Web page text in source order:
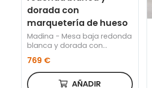
dorada con
marquetería de hueso
Madina - Mesa baja redonda
blanca y dorada con
769 €
AÑADIR